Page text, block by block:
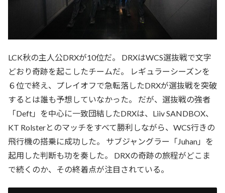
LCK秋の主人公DRXが10位だ。 DRXはWCS選抜戦で文字
どおり奇跡を起こしたチームだ。 レギュラーシーズンを
６位で終え、プレイオフで急転落したDRXが選抜戦を突破
するとは誰も予想していなかった。 だが、選抜戦の強者
「Deft」を中心に一致団結したDRXは、Liiv SANDBOX、
KT Rolsterとのマッチをすべて勝利しながら、WCS行きの
飛行機の搭乗に成功した。 サブジャングラー「Juhan」を
起用した判断も功を奏した。 DRXの奇跡の旅程がどこま
で続くのか、その終着点が注目されている。